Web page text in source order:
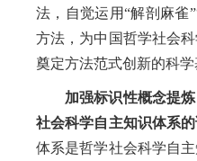
法，自觉运用“解剖麻雀
方法，为中国哲学社会
奠定方法范式创新的科学
加强标识性概念提
社会科学自主知识体系的
体系是哲学社会科学自